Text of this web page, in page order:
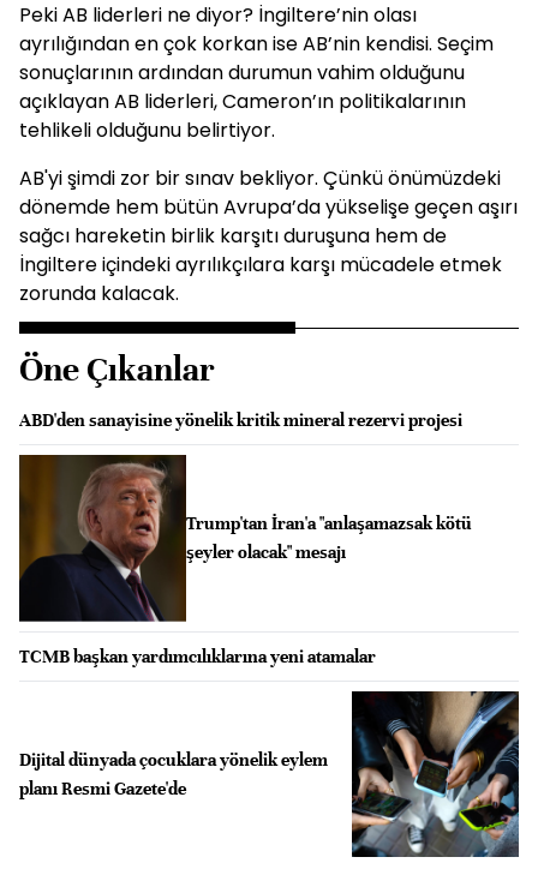
Peki AB liderleri ne diyor? İngiltere’nin olası
ayrılığından en çok korkan ise AB’nin kendisi. Seçim
sonuçlarının ardından durumun vahim olduğunu
açıklayan AB liderleri, Cameron’ın politikalarının
tehlikeli olduğunu belirtiyor.
AB'yi şimdi zor bir sınav bekliyor. Çünkü önümüzdeki
dönemde hem bütün Avrupa’da yükselişe geçen aşırı
sağcı hareketin birlik karşıtı duruşuna hem de
İngiltere içindeki ayrılıkçılara karşı mücadele etmek
zorunda kalacak.
Öne Çıkanlar
ABD'den sanayisine yönelik kritik mineral rezervi projesi
Trump'tan İran'a "anlaşamazsak kötü
şeyler olacak" mesajı
TCMB başkan yardımcılıklarına yeni atamalar
Dijital dünyada çocuklara yönelik eylem
planı Resmi Gazete'de